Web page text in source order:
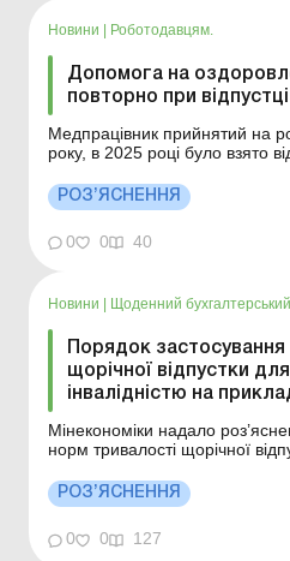
Новини Роботодавцям.
Допомога на
повторно при
Медпрацівник прийнятий на
року, в 2025 році було взято
медпрацівник отримати
2026 році беручи відпустку на
РОЗ’ЯСНЕННЯ
0 0 40
Новини Щоденний
Порядок застосування
щорічної відпустки
інвалідністю на
Мінекономіки надало
норм тривалості щорічної
строк установлення
застосовувати пільгову ставку ЄСВ?
РОЗ’ЯСНЕННЯ
0 0 127